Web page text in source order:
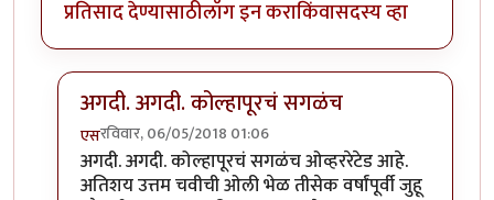
प्रतिसाद देण्यासाठीलॉग इन कराकिंवासदस्य व्हा
अगदी. अगदी. कोल्हापूरचं सगळंच
एसरविवार, 06/05/2018 01:06
In reply toही पाकृ एकदा घरी करुन बघायला पाहीजे
अगदी. अगदी. कोल्हापूरचं सगळंच ओव्हररेटेड आहे.
अतिशय उत्तम चवीची ओली भेळ तीसेक वर्षांपूर्वी जुहू